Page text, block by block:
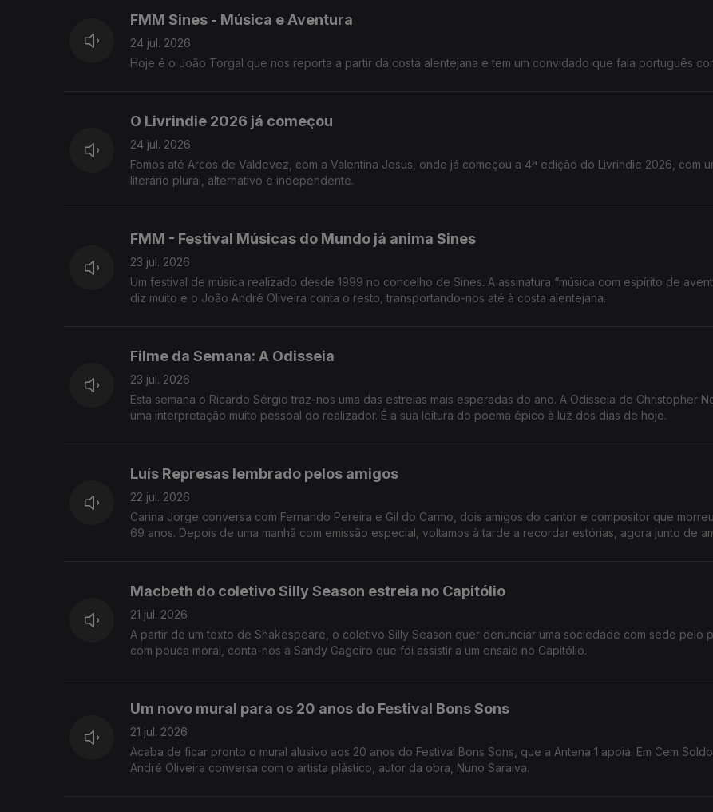
FMM Sines - Música e Aventura
24 jul. 2026
Hoje é o João Torgal que nos reporta a partir da costa alentejana e tem um convidado que fala português
O Livrindie 2026 já começou
24 jul. 2026
Fomos até Arcos de Valdevez, com a Valentina Jesus, onde já começou a 4ª edição do Livrindie 2026, com
literário plural, alternativo e independente.
FMM - Festival Músicas do Mundo já anima Sines
23 jul. 2026
Um festival de música realizado desde 1999 no concelho de Sines. A assinatura “música com espírito de
diz muito e o João André Oliveira conta o resto, transportando-nos até à costa alentejana.
Filme da Semana: A Odisseia
23 jul. 2026
Esta semana o Ricardo Sérgio traz-nos uma das estreias mais esperadas do ano. A Odisseia de Christopher
uma interpretação muito pessoal do realizador. É a sua leitura do poema épico à luz dos dias de hoje.
Luís Represas lembrado pelos amigos
22 jul. 2026
Carina Jorge conversa com Fernando Pereira e Gil do Carmo, dois amigos do cantor e compositor que
69 anos. Depois de uma manhã com emissão especial, voltamos à tarde a recordar estórias, agora junto de
Macbeth do coletivo Silly Season estreia no Capitólio
21 jul. 2026
A partir de um texto de Shakespeare, o coletivo Silly Season quer denunciar uma sociedade com sede pelo
com pouca moral, conta-nos a Sandy Gageiro que foi assistir a um ensaio no Capitólio.
Um novo mural para os 20 anos do Festival Bons Sons
21 jul. 2026
Acaba de ficar pronto o mural alusivo aos 20 anos do Festival Bons Sons, que a Antena 1 apoia. Em Cem
André Oliveira conversa com o artista plástico, autor da obra, Nuno Saraiva.